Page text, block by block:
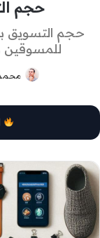
حجم
للمسوقين